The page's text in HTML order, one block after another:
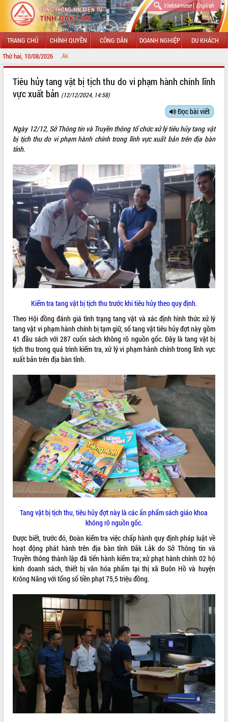
Vietnamese| English
TRANG CHỦ CHÍNH QUYỀN CÔNG DÂN DOANH NGHIỆP DU KHÁCH
Thứ hai, 10/08/2026
LÃNH ĐẠO UBND TỈNH
SỞ, BAN, NGÀNH
THÔNG TIN CHỈ ĐẠO ĐIỀU HÀNH
HỆ THỐNG VĂN BẢN
VĂN BẢN HĐND TỈNH
ĐIỂM TIN VĂN BẢN
QUY HOẠCH - KẾ HOẠCH
VIDEO
Loading the player...
2026
Khám bệnh, cấp phát thuốc miễn phí
và tặng quà người dân xã Cư Pui
Hội nghị UBND tỉnh Đắk Lắk thường kỳ
tháng 7/2026
Lễ truy tặng danh hiệu “Bà Mẹ Việt
Nam Anh hùng” và trao Huân chương
Lao động
UBND tỉnh Đắk Lắk triển khai nhiệm
vụ 6 tháng cuối năm 2026
Kỳ họp thứ Hai, Hội đồng nhân dân
tỉnh khóa XI quyết nghị nhiều nội dung
quan trọng
Bí thư Tỉnh ủy Lương Nguyễn Minh
Triết thăm, tặng quà người có công với
cách mạng
Rà soát, hoàn thiện hệ thống thiết chế
văn hóa, thể thao đáp ứng yêu cầu
phát triển mới
ALBUM ẢNH
LIÊN KẾT WEB
Tiêu hủy tang vật bị tịch thu do vi phạm hành chính lĩnh
vực xuất bản (12/12/2024, 14:58)
Đọc bài viết
Ngày 12/12, Sở Thông tin và Truyền thông tổ chức xử lý tiêu hủy tang vật
bị tịch thu do vi phạm hành chính trong lĩnh vực xuất bản trên địa bàn
tỉnh.
Kiểm tra tang vật bị tịch thu trước khi tiêu hủy theo quy định.
Theo Hội đồng đánh giá tình trạng tang vật và xác định hình thức xử lý
tang vật vi phạm hành chính bị tạm giữ, số tang vật tiêu hủy đợt này gồm
41 đầu sách với 287 cuốn sách không rõ nguồn gốc. Đây là tang vật bị
tịch thu trong quá trình kiểm tra, xử lý vi phạm hành chính trong lĩnh vực
xuất bản trên địa bàn tỉnh.
Tang vật bị tịch thu, tiêu hủy đợt này là các ấn phẩm sách giáo khoa
không rõ nguồn gốc.
Được biết, trước đó, Đoàn kiểm tra việc chấp hành quy định pháp luật về
hoạt động phát hành trên địa bàn tỉnh Đắk Lắk do Sở Thông tin và
Truyền thông thành lập đã tiến hành kiểm tra; xử phạt hành chính 02 hộ
kinh doanh sách, thiết bị văn hóa phẩm tại thị xã Buôn Hồ và huyện
Krông Năng với tổng số tiền phạt 75,5 triệu đồng.